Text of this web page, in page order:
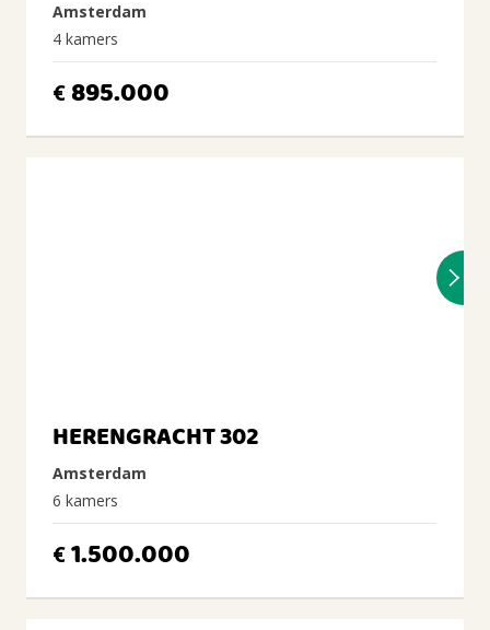
Amsterdam
4 kamers
€ 895.000
HERENGRACHT 302
Amsterdam
6 kamers
€1.500.000